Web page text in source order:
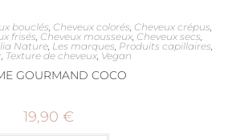
bouclés, Cheveux colorés, Cheveux crépus,
frisés, Cheveux mousseux, Cheveux secs,
Nature, Les marques, Produits capillaires,
, Texture de cheveux, Vegan
GOURMAND COCO
19,90 €